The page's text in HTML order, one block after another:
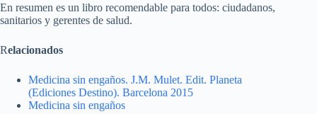
En resumen es un libro recomendable para todos: ciudadanos,
sanitarios y gerentes de salud.
Relacionados
Medicina sin engaños. J.M. Mulet. Edit. Planeta
(Ediciones Destino). Barcelona 2015
Medicina sin engaños